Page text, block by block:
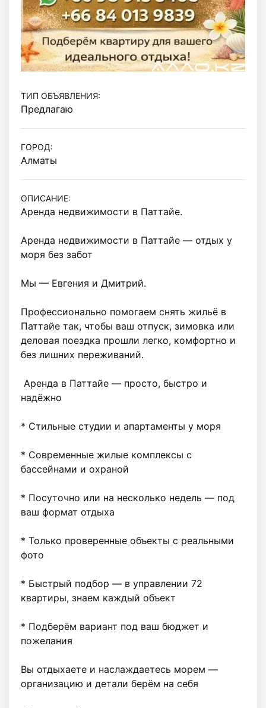
ТИП ОБЪЯВЛЕНИЯ:
Предлагаю
ГОРОД:
Алматы
ОПИСАНИЕ:
Аренда недвижимости в Паттайе.
Аренда недвижимости в Паттайе — отдых у
моря без забот
Мы — Евгения и Дмитрий.
Профессионально помогаем снять жильё в
Паттайе так, чтобы ваш отпуск, зимовка или
деловая поездка прошли легко, комфортно и
без лишних переживаний.
надёжно
* Стильные студии и апартаменты у моря
* Современные жилые комплексы с
бассейнами и охраной
* Посуточно или на несколько недель — под
ваш формат отдыха
* Только проверенные объекты с реальными
фото
* Быстрый подбор — в управлении 72
квартиры, знаем каждый объект
* Подберём вариант под ваш бюджет и
пожелания
Вы отдыхаете и наслаждаетесь морем —
организацию и детали берём на себя